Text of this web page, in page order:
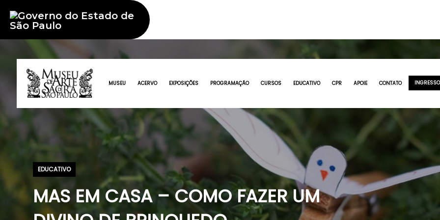
MUSEU ACERVO EXPOSIÇÕES PROGRAMAÇÃO CURSOS EDUCATIVO CPR APOIE CONTATO
EDUCATIVO
MAS EM CASA – COMO FAZER UM